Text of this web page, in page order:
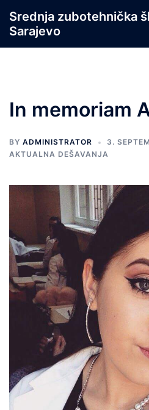
content
Srednja zubotehnička
Sarajevo
In memoriam
BY ADMINISTRATOR
3.
AKTUALNA DEŠAVANJA